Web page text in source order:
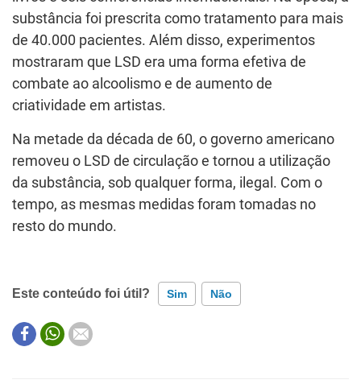
substância foi prescrita como tratamento para mais
de 40.000 pacientes. Além disso, experimentos
mostraram que LSD era uma forma efetiva de
combate ao alcoolismo e de aumento de
criatividade em artistas.
Na metade da década de 60, o governo americano
removeu o LSD de circulação e tornou a utilização
da substância, sob qualquer forma, ilegal. Com o
tempo, as mesmas medidas foram tomadas no
resto do mundo.
Este conteúdo foi útil? Sim Não